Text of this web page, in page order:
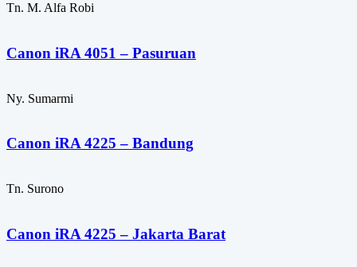
Tn. M. Alfa Robi
Canon iRA 4051 – Pasuruan
Ny. Sumarmi
Canon iRA 4225 – Bandung
Tn. Surono
Canon iRA 4225 – Jakarta Barat